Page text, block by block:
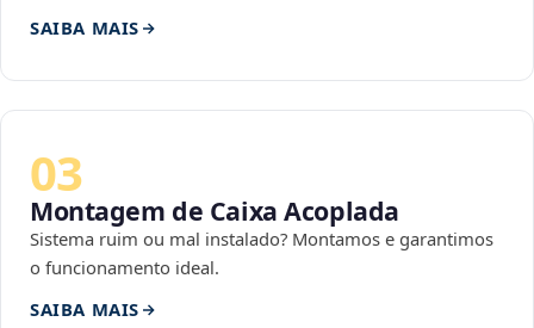
SAIBA MAIS
03
Montagem de Caixa Acoplada
Sistema ruim ou mal instalado? Montamos e garantimos
o funcionamento ideal.
SAIBA MAIS